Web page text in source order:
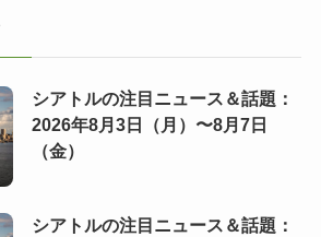
シアトルの注目ニュース＆話題：
2026年8月3日（月）〜8月7日
（金）
シアトルの注目ニュース＆話題：